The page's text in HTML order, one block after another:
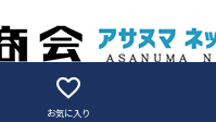
お気に入り